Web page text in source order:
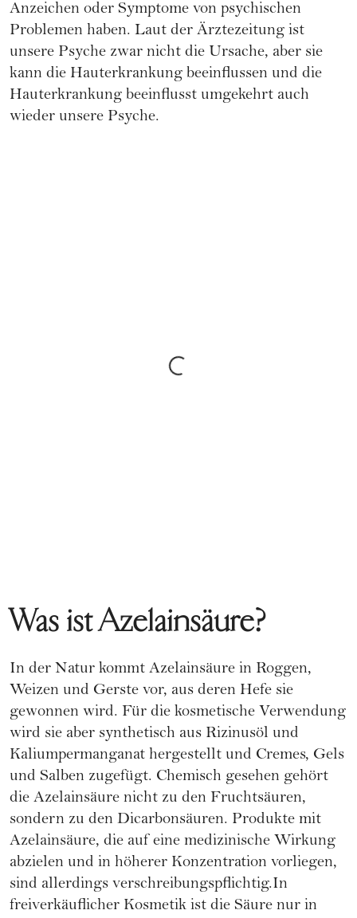
Anzeichen oder Symptome von psychischen
Problemen haben. Laut der Ärztezeitung ist
unsere Psyche zwar nicht die Ursache, aber sie
kann die Hauterkrankung beeinflussen und die
Hauterkrankung beeinflusst umgekehrt auch
wieder unsere Psyche.
Was ist Azelainsäure?
In der Natur kommt Azelainsäure in Roggen,
Weizen und Gerste vor, aus deren Hefe sie
gewonnen wird. Für die kosmetische Verwendung
wird sie aber synthetisch aus Rizinusöl und
Kaliumpermanganat hergestellt und Cremes, Gels
und Salben zugefügt. Chemisch gesehen gehört
die Azelainsäure nicht zu den Fruchtsäuren,
sondern zu den Dicarbonsäuren. Produkte mit
Azelainsäure, die auf eine medizinische Wirkung
abzielen und in höherer Konzentration vorliegen,
sind allerdings verschreibungspflichtig.In
freiverkäuflicher Kosmetik ist die Säure nur in